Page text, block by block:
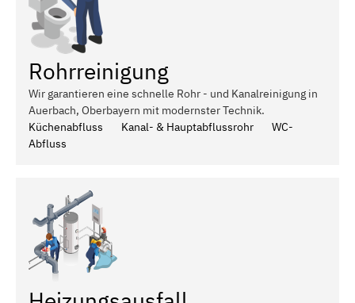
Rohrreinigung
Wir garantieren eine schnelle Rohr - und Kanalreinigung in
Auerbach, Oberbayern mit modernster Technik.
Küchenabfluss
Kanal- & Hauptabflussrohr
WC-
Abfluss